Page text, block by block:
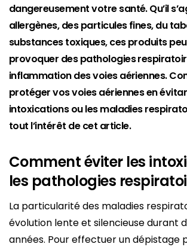
dangereusement votre santé. Qu’il
allergènes, des particules fines, du
substances toxiques, ces produits
provoquer des pathologies
inflammation des voies aériennes.
protéger vos voies aériennes en
intoxications ou les maladies
tout l’intérêt de cet article.
Comment éviter les
les pathologies
La particularité des maladies
évolution lente et silencieuse durant
années. Pour effectuer un dépistage